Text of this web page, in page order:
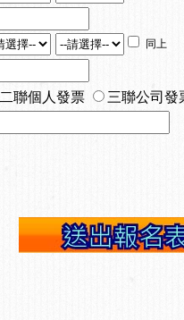
同上
二聯個人發票 三聯公司發